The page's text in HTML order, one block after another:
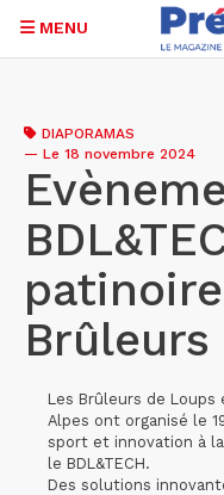
contenu
principal
MENU
DIAPORAMAS
— Le 18 novembre 2024
Les Brûleurs de Loups
Alpes ont organisé le
sport et innovation à
le BDL&TECH.
Des solutions